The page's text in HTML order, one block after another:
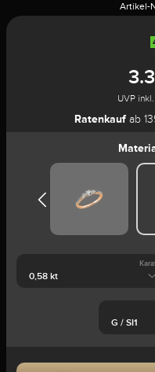
Artikel-
UVP
Ratenkauf ab